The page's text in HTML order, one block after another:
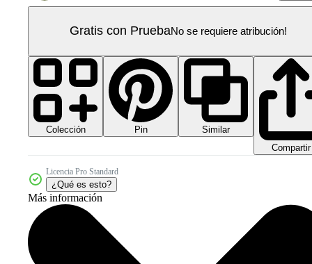
Gratis con PruebaNo se requiere atribución!
Colección Pin
Similar
Compartir
Licencia Pro Standard
¿Qué es esto?
Más información